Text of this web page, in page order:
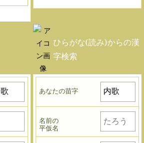
ひらがな(読み)からの漢
字検索
あなたの苗字
名前の
平仮名